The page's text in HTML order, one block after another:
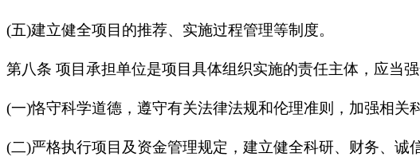
(五)建立健全项目的推荐、实施过程管理等制度。
第八条 项目承担单位是项目具体组织实施的责任主体，应当
(一)恪守科学道德，遵守有关法律法规和伦理准则，加强相关
(二)严格执行项目及资金管理规定，建立健全科研、财务、